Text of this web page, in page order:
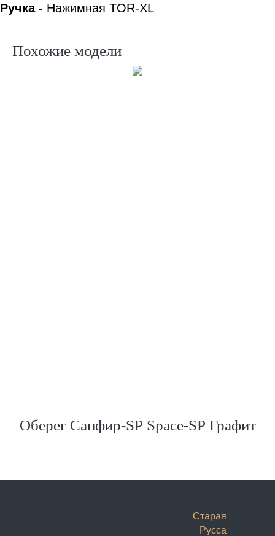
Ручка - Нажимная TOR-XL
Похожие модели
Оберег Сапфир-SP Space-SP Графит
Старая
Русса